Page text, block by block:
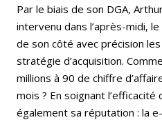
Par le biais de son DGA,
intervenu dans l’après-midi,
de son côté avec précision
stratégie d’acquisition.
millions à 90 de chiffre
mois ? En soignant l’efficacité
également sa réputation : la